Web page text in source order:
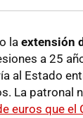
la extensión
a 25
al Estado
La patronal
euros que el